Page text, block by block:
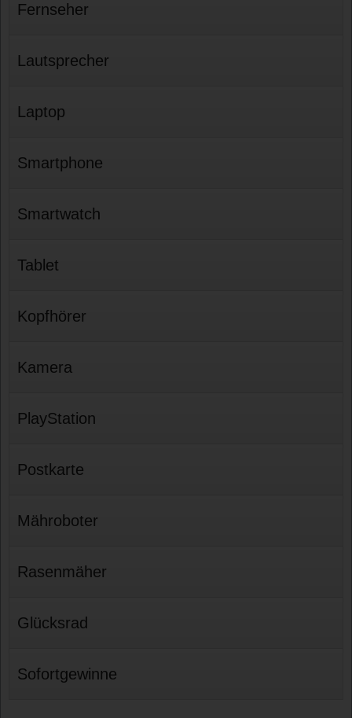
Fernseher
Lautsprecher
Laptop
Smartphone
Smartwatch
Tablet
Kopfhörer
Kamera
PlayStation
Postkarte
Mähroboter
Rasenmäher
Glücksrad
Sofortgewinne